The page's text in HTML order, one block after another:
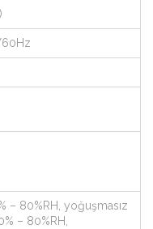
60Hz
– 80%RH, yoğuşmasız
– 80%RH,